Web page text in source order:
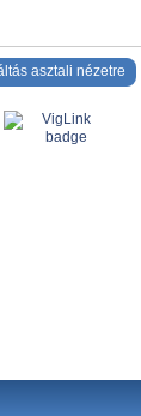
asztali nézetre